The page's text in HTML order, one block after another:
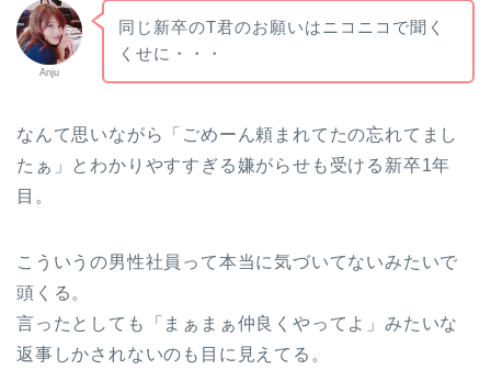
Anju
同じ新卒のT君のお願いはニコニコで聞く
くせに・・・
なんて思いながら「ごめーん頼まれてたの忘れてまし
たぁ」とわかりやすすぎる嫌がらせも受ける新卒1年
目。
こういうの男性社員って本当に気づいてないみたいで
頭くる。
言ったとしても「まぁまぁ仲良くやってよ」みたいな
返事しかされないのも目に見えてる。